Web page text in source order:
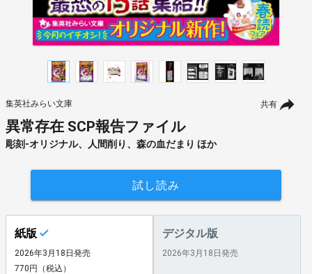
共有
集英社みらい文庫
異常存在 SCP報告ファイル
彫刻-オリジナル、人間削り、森の血だまり ほか
試し読み
紙版
2026年3月18日発売
770円（税込）
デジタル版
2026年3月18日発売